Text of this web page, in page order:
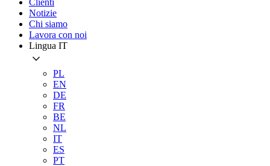
Clienti
Notizie
Chi siamo
Lavora con noi
Lingua IT
PL
EN
DE
FR
BE
NL
IT
ES
PT